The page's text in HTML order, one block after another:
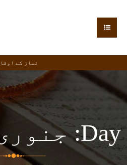
نماز کے
Day: جنوری 4،